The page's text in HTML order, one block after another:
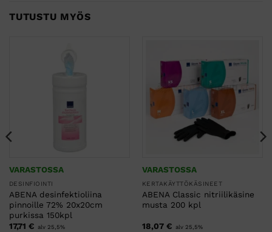
TUTUSTU MYÖS
VARASTOSSA
DESINFIOINTI
ABENA desinfektioliina
pinnoille 72% 20x20cm
purkissa 150kpl
17,71 € alv 25,5%
VARASTOSSA
KERTAKÄYTTÖKÄSINEET
ABENA Classic nitriilikäsine
musta 200 kpl
18,07 € alv 25,5%